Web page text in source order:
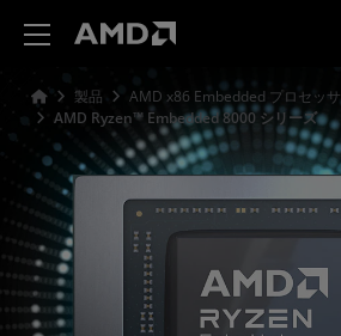
製品 AMD x86 Embedded プロセッサ
AMD Ryzen™ Embedded 8000 シリーズ